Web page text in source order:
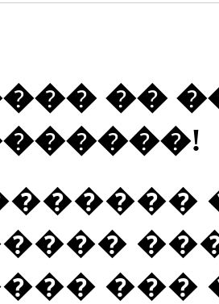
��
���